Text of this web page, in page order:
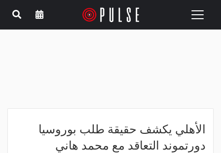
Toggle
الأهلي يكشف حقيقة طلب بوروسيا
دورتموند التعاقد مع محمد هاني